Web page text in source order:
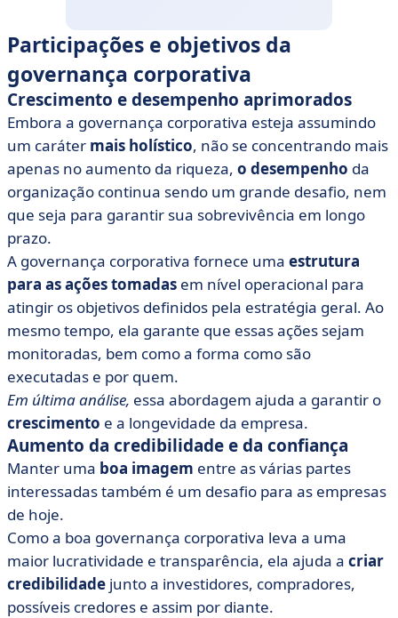
Participações e objetivos da
governança corporativa
Crescimento e desempenho aprimorados
Embora a governança corporativa esteja assumindo
um caráter mais holístico, não se concentrando mais
apenas no aumento da riqueza, o desempenho da
organização continua sendo um grande desafio, nem
que seja para garantir sua sobrevivência em longo
prazo.
A governança corporativa fornece uma estrutura
para as ações tomadas em nível operacional para
atingir os objetivos definidos pela estratégia geral. Ao
mesmo tempo, ela garante que essas ações sejam
monitoradas, bem como a forma como são
executadas e por quem.
Em última análise, essa abordagem ajuda a garantir o
crescimento e a longevidade da empresa.
Aumento da credibilidade e da confiança
Manter uma boa imagem entre as várias partes
interessadas também é um desafio para as empresas
de hoje.
Como a boa governança corporativa leva a uma
maior lucratividade e transparência, ela ajuda a criar
credibilidade junto a investidores, compradores,
possíveis credores e assim por diante.